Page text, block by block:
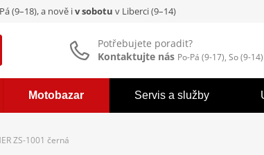
(9–18), a nově iv sobotu v Liberci (9–14)
Potřebujete poradit?
Kontaktujte nás Po-Pá (9-17), So (9-14)
Motobazar Servis a služby
ZS-1001 černá